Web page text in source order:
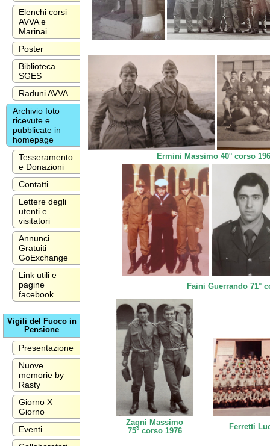
Elenchi corsi
AVVA e
Marinai
Poster
Biblioteca
SGES
Raduni AVVA
Archivio foto
ricevute e
pubblicate in
homepage
Tesseramento
e Donazioni
Contatti
Lettere degli
utenti e
visitatori
Annunci
Gratuiti
GoExchange
Link utili e
pagine
facebook
Vigili del Fuoco in
Pensione
Presentazione
Nuove
memorie by
Rasty
Giorno X
Giorno
Eventi
Ermini Massimo 40° corso
Faini Guerrando 71°
Zagni Massimo
75° corso 1976
Ferretti